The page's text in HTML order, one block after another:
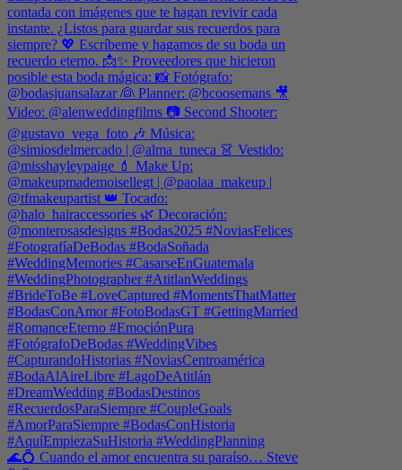
🌊💍 Cuando el amor encuentra su paraíso… Steve